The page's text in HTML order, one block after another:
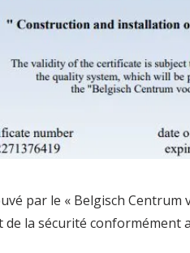
par le « Belgisch Centrum
la sécurité conformément